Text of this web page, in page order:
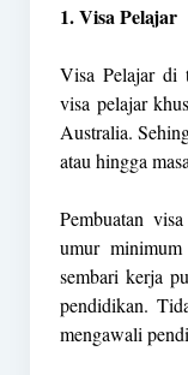
1. Visa Pelajar
Visa Pelajar di
visa pelajar
Australia.
atau hingga
Pembuatan
umur
sembari kerja
pendidikan.
mengawali